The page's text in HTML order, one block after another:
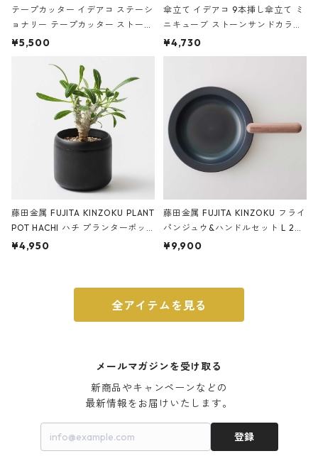
テープカッター イデアコ ステーシ
ョナリー テープカッター ストーン
サンドカラー 石調 ideaco Station
¥5,500
傘立て イデアコ 9本挿し傘立て ミ
ニキューブ ストーンサンドカラー
石調 ideaco Umbrella Stand CUB
E ストーンサンドブラック
¥4,730
藤田金属 FUJITA KINZOKU PLANT
POT HACHI ハチ プランターポッ
ト 3号 ブラック
¥4,950
藤田金属 FUJITA KINZOKU フライ
パンジュウ&ハンドルセット L 24c
m ガス火・IH対応 鉄フライパン
¥9,900
全アイテムを見る
メールマガジンを受け取る
新商品やキャンペーンなどの
最新情報をお届けいたします。
登録